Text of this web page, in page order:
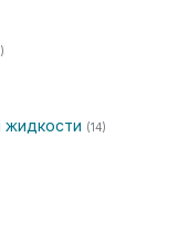
(14)